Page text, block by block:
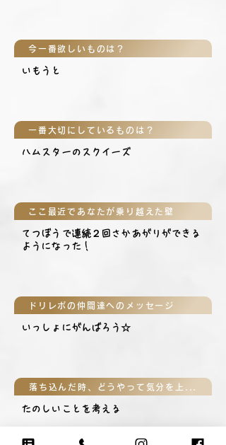
今一番欲しいものは？
いもうと
一番大切にしているものは？
ハムスターのスクイーズ
ここ最近であなたが乗り越えた壁
てつぼうで連続２回さかあがりができる
ようになった！
ドリレボの仲間達へのメッセージ
いっしょにがんばろう☆
落ち込んだ時、どうやって気分を上げる？
たのしいことを考える